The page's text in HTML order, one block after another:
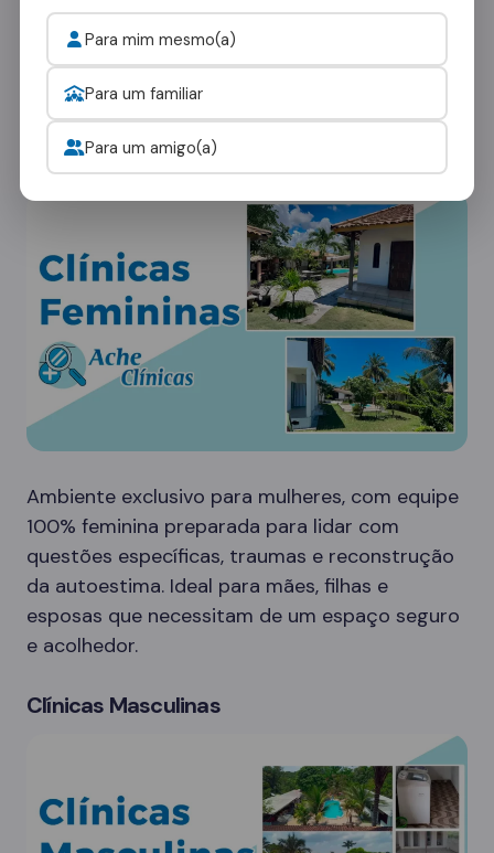
Cada paciente tem necessidades únicas. Nossa
rede em Vale do Paraíso oferece diferentes
tipos de ambientes:
Clínicas Femininas
Ambiente exclusivo para mulheres, com equipe
100% feminina preparada para lidar com
questões específicas, traumas e reconstrução
da autoestima. Ideal para mães, filhas e
esposas que necessitam de um espaço seguro
e acolhedor.
Clínicas Masculinas
Para mim mesmo(a)
Para um familiar
Para um amigo(a)